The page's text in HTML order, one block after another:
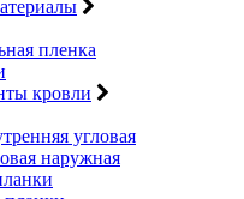
пленка
кровли
угловая
наружная